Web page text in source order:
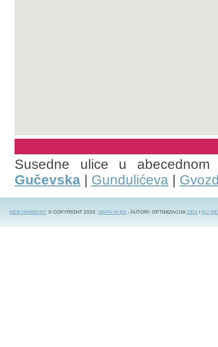
Susedne ulice u
Gučevska | Gundulićeva |
WEB HARMONY © COPYRIGHT 2010. MAPA.IN.RS - AUTORI: OPTIMIZACIJASEO I EU